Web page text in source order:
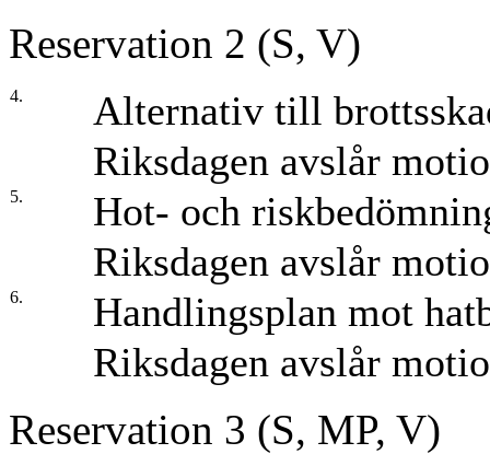
Reservation 2 (S, V)
4.
Alternativ till
Riksdagen avslår
5.
Hot- och
Riksdagen avslår
6.
Handlingsplan mot
Riksdagen avslår
Reservation 3 (S, MP, V)